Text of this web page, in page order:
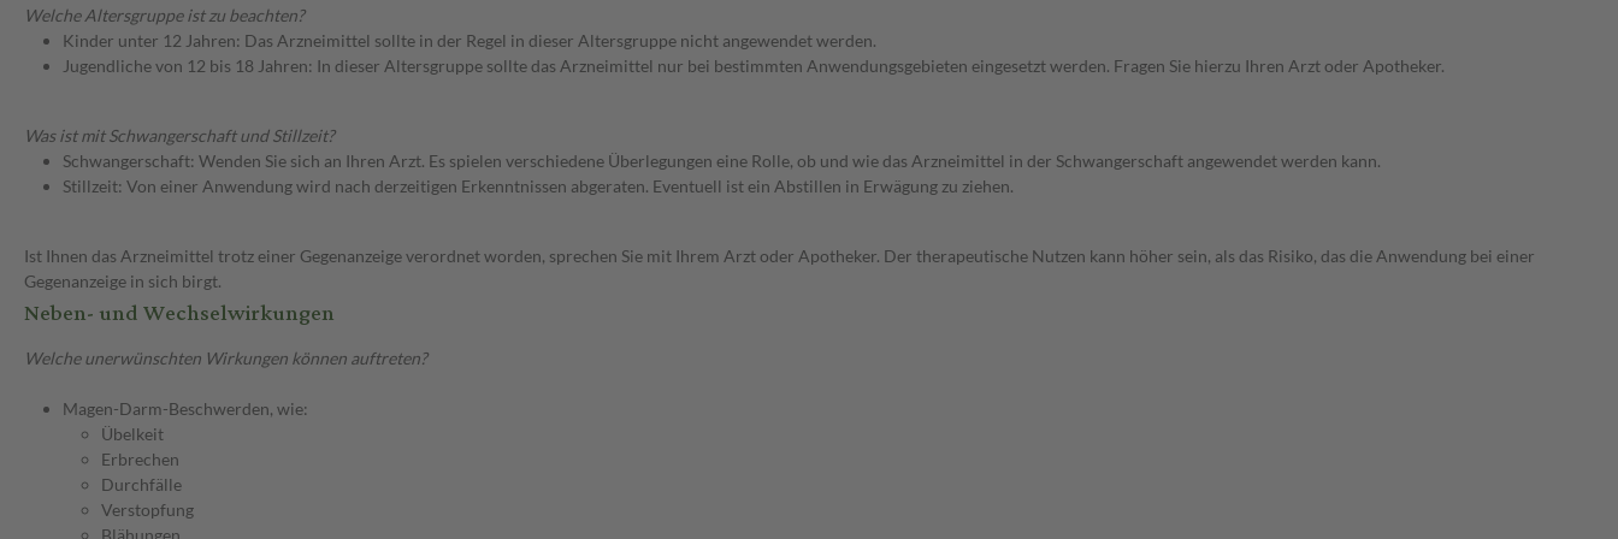
Welche Altersgruppe ist zu beachten?
Kinder unter 12 Jahren: Das Arzneimittel sollte in der Regel in dieser Altersgruppe nicht angewendet werden.
Jugendliche von 12 bis 18 Jahren: In dieser Altersgruppe sollte das Arzneimittel nur bei bestimmten Anwendungsgebieten eingesetzt werden. Fragen Sie hierzu Ihren Arzt oder Apotheker.
Was ist mit Schwangerschaft und Stillzeit?
Schwangerschaft: Wenden Sie sich an Ihren Arzt. Es spielen verschiedene Überlegungen eine Rolle, ob und wie das Arzneimittel in der Schwangerschaft angewendet werden kann.
Stillzeit: Von einer Anwendung wird nach derzeitigen Erkenntnissen abgeraten. Eventuell ist ein Abstillen in Erwägung zu ziehen.
Ist Ihnen das Arzneimittel trotz einer Gegenanzeige verordnet worden, sprechen Sie mit Ihrem Arzt oder Apotheker. Der therapeutische Nutzen kann höher sein, als das Risiko, das die Anwendung bei einer
Gegenanzeige in sich birgt.
Neben- und Wechselwirkungen
Welche unerwünschten Wirkungen können auftreten?
Magen-Darm-Beschwerden, wie:
Übelkeit
Erbrechen
Durchfälle
Verstopfung
Blähungen